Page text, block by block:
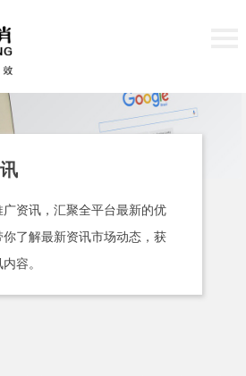
资讯，汇聚全平台最新的优
你了解最新资讯市场动态，获
容。